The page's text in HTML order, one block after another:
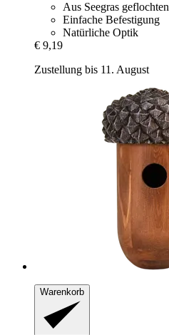
Aus Seegras geflochten
Einfache Befestigung
Natürliche Optik
€ 9,19
Zustellung bis 11. August
Warenkorb